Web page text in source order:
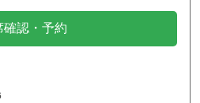
確認・予約